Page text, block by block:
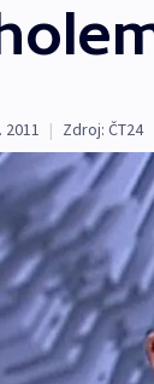
2011 | Zdroj: ČT24